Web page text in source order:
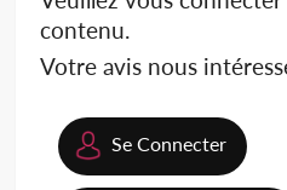
contenu.
Votre avis nous
Se Connecter